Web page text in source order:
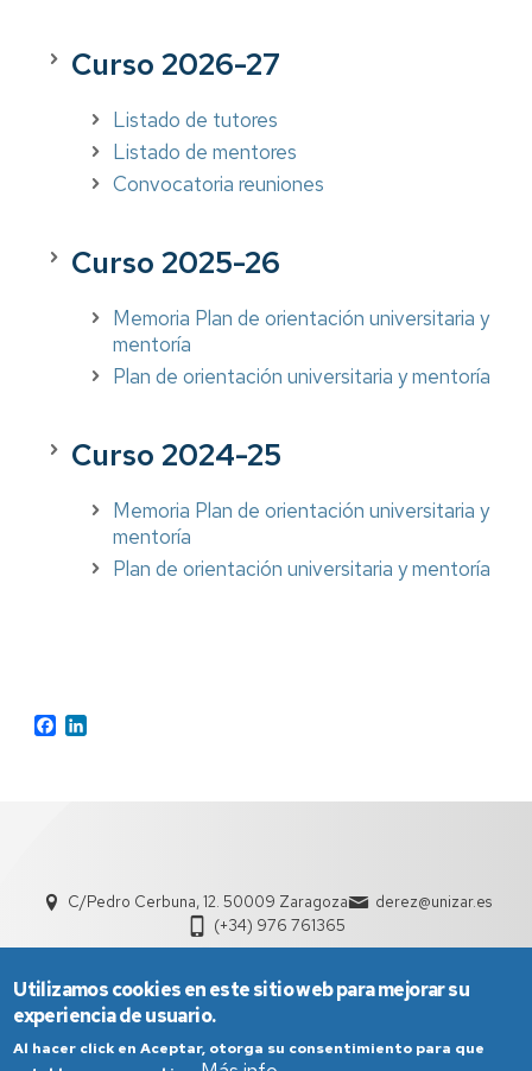
Curso 2026-27
Listado de tutores
Listado de mentores
Convocatoria reuniones
Curso 2025-26
Memoria Plan de orientación universitaria y
mentoría
Plan de orientación universitaria y mentoría
Curso 2024-25
Memoria Plan de orientación universitaria y
mentoría
Plan de orientación universitaria y mentoría
Facebook
C/Pedro Cerbuna, 12. 50009 Zaragoza
derez@unizar.es
(+34) 976 761365
Utilizamos cookies en este sitio web para mejorar su
experiencia de usuario.
Al hacer click en Aceptar, otorga su consentimiento para que